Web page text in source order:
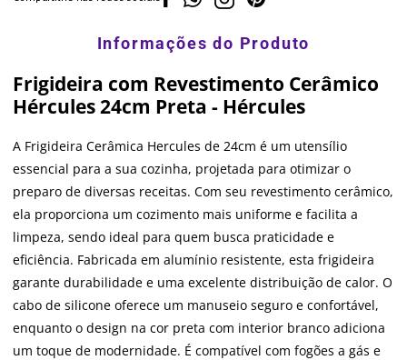
Frigideira com Revestimento Cerâmico
Hércules 24cm Preta - Hércules
A Frigideira Cerâmica Hercules de 24cm é um utensílio
essencial para a sua cozinha, projetada para otimizar o
preparo de diversas receitas. Com seu revestimento cerâmico,
ela proporciona um cozimento mais uniforme e facilita a
limpeza, sendo ideal para quem busca praticidade e
eficiência. Fabricada em alumínio resistente, esta frigideira
garante durabilidade e uma excelente distribuição de calor. O
cabo de silicone oferece um manuseio seguro e confortável,
enquanto o design na cor preta com interior branco adiciona
um toque de modernidade. É compatível com fogões a gás e